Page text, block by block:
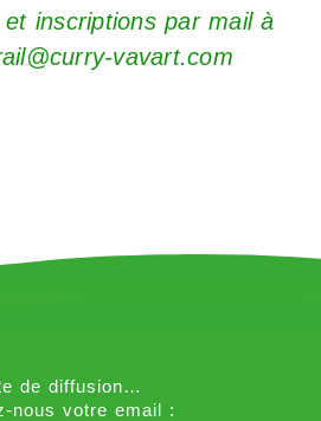
inscriptions par mail à
vavart.com
de diffusion…
nous votre email :